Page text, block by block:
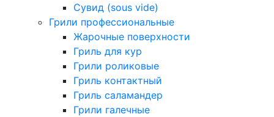
Сувид (sous vide)
Грили профессиональные
Жарочные поверхности
Гриль для кур
Грили роликовые
Гриль контактный
Гриль саламандер
Грили галечные